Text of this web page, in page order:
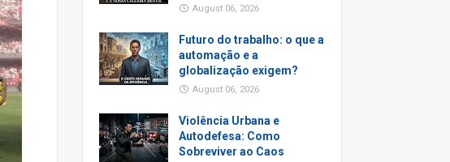
August 06, 2026
Futuro do trabalho: o que a
automação e a
globalização exigem?
August 06, 2026
Violência Urbana e
Autodefesa: Como
Sobreviver ao Caos